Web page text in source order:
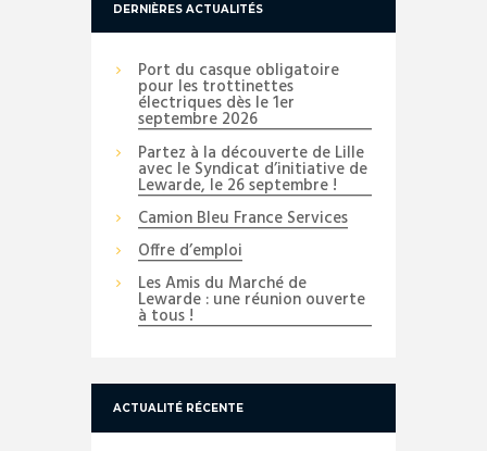
DERNIÈRES ACTUALITÉS
Port du casque obligatoire
pour les trottinettes
électriques dès le 1er
septembre 2026
Partez à la découverte de Lille
avec le Syndicat d’initiative de
Lewarde, le 26 septembre !
Camion Bleu France Services
Offre d’emploi
Les Amis du Marché de
Lewarde : une réunion ouverte
à tous !
ACTUALITÉ RÉCENTE